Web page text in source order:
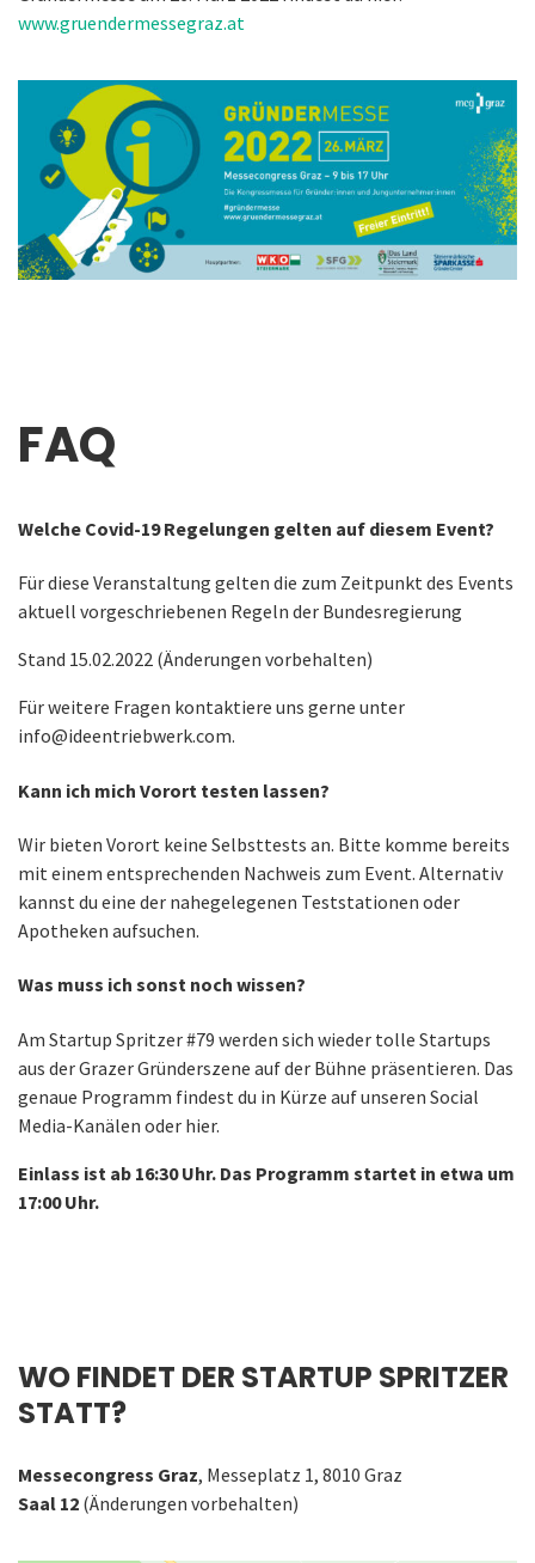
www.gruendermessegraz.at
FAQ
Welche Covid-19 Regelungen gelten auf diesem Event?
Für diese Veranstaltung gelten die zum Zeitpunkt des Events
aktuell vorgeschriebenen Regeln der Bundesregierung
Stand 15.02.2022 (Änderungen vorbehalten)
Für weitere Fragen kontaktiere uns gerne unter
info@ideentriebwerk.com.
Kann ich mich Vorort testen lassen?
Wir bieten Vorort keine Selbsttests an. Bitte komme bereits
mit einem entsprechenden Nachweis zum Event. Alternativ
kannst du eine der nahegelegenen Teststationen oder
Apotheken aufsuchen.
Was muss ich sonst noch wissen?
Am Startup Spritzer #79 werden sich wieder tolle Startups
aus der Grazer Gründerszene auf der Bühne präsentieren. Das
genaue Programm findest du in Kürze auf unseren Social
Media-Kanälen oder hier.
Einlass ist ab 16:30 Uhr. Das Programm startet in etwa um
17:00 Uhr.
WO FINDET DER STARTUP SPRITZER
STATT?
Messecongress Graz, Messeplatz 1, 8010 Graz
Saal 12 (Änderungen vorbehalten)